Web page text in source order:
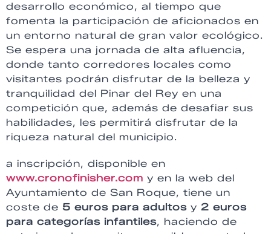
desarrollo económico, al tiempo que
fomenta la participación de aficionados en
un entorno natural de gran valor ecológico.
Se espera una jornada de alta afluencia,
donde tanto corredores locales como
visitantes podrán disfrutar de la belleza y
tranquilidad del Pinar del Rey en una
competición que, además de desafiar sus
habilidades, les permitirá disfrutar de la
riqueza natural del municipio.
a inscripción, disponible en
www.cronofinisher.com y en la web del
Ayuntamiento de San Roque, tiene un
coste de 5 euros para adultos y 2 euros
para categorías infantiles, haciendo de